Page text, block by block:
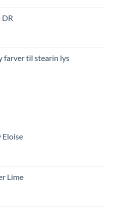
DR
farver til stearin lys
Lime